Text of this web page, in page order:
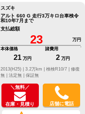
スズキ
アルト 660 G 走行3万キロ台車検令
和10年7月まで
支払総額
23
万円
本体価格
21 万円
諸費用
2 万円
修復
無 | 法定無 | 保証無
＼無料／
在庫・見積り 店舗に電話